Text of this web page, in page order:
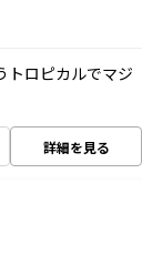
トロピカルでマジ
詳細を見る